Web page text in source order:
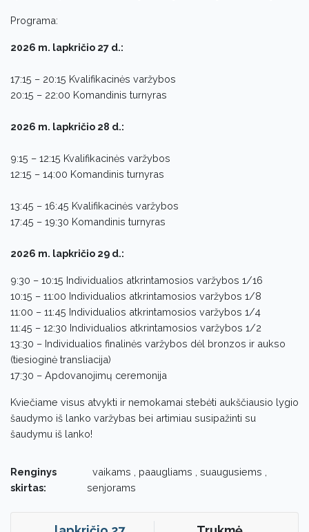
Programa:
2026 m. lapkričio 27 d.:
17:15 – 20:15 Kvalifikacinės varžybos
20:15 – 22:00 Komandinis turnyras
2026 m. lapkričio 28 d.:
9:15 – 12:15 Kvalifikacinės varžybos
12:15 – 14:00 Komandinis turnyras
13:45 – 16:45 Kvalifikacinės varžybos
17:45 – 19:30 Komandinis turnyras
2026 m. lapkričio 29 d.:
9:30 – 10:15 Individualios atkrintamosios varžybos 1/16
10:15 – 11:00 Individualios atkrintamosios varžybos 1/8
11:00 – 11:45 Individualios atkrintamosios varžybos 1/4
11:45 – 12:30 Individualios atkrintamosios varžybos 1/2
13:30 – Individualios finalinės varžybos dėl bronzos ir aukso
(tiesioginė transliacija)
17:30 – Apdovanojimų ceremonija
Kviečiame visus atvykti ir nemokamai stebėti aukščiausio lygio
šaudymo iš lanko varžybas bei artimiau susipažinti su
šaudymu iš lanko!
Renginys
skirtas:
vaikams , paaugliams , suaugusiems ,
senjorams